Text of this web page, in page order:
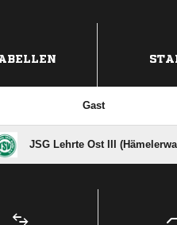
Gast
JSG Lehrte Ost III